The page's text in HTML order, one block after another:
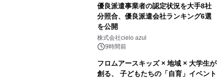
優良派遣事業者の認定状況を大手8社
分照合、優良派遣会社ランキング6選
を公開
株式会社cielo azul
9時間前
フロムアースキッズ × 地域 × 大学生が
創る、 子どもたちの「自育」イベント